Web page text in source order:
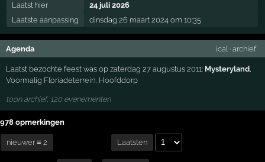
Laatst hier
24 juli 2026
Laatste aanpassing
dinsdag 26 maart 2024 om 10:35
Agenda ical · archief
Laatst bezochte feest was op zaterdag 27 augustus 2011: Mysteryland,
Voormalig Floriadeterrein, Hoofddorp
toon archief, 120 evenementen
978 opmerkingen
nieuwer ≡ 2 Laatsten